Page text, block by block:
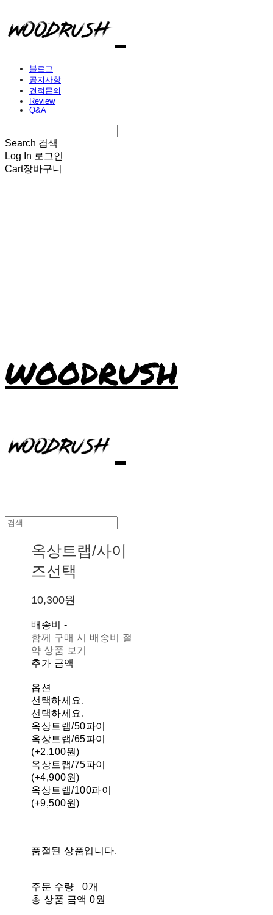
블로그
공지사항
견적문의
Review
Q&A
Search 검색
Log In 로그인
Cart장바구니
WOODRUSH
옥상트랩/사이
즈선택
10,300원
배송비-
함께 구매 시 배송비 절
약 상품 보기
추가 금액
옵션
선택하세요.
선택하세요.
옥상트랩/50파이
옥상트랩/65파이
(+2,100원)
옥상트랩/75파이
(+4,900원)
옥상트랩/100파이
(+9,500원)
품절된 상품입니다.
주문 수량
0개
총 상품 금액 0원